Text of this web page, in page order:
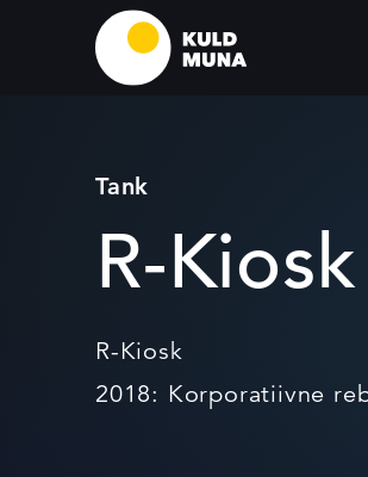
Tank
R-
R-Kiosk
2018: Korporatiivne